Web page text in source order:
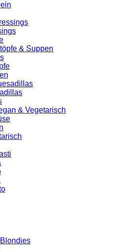
& Suppen
& Vegetarisch